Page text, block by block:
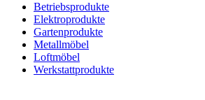
Betriebsprodukte
Elektroprodukte
Gartenprodukte
Metallmöbel
Loftmöbel
Werkstattprodukte